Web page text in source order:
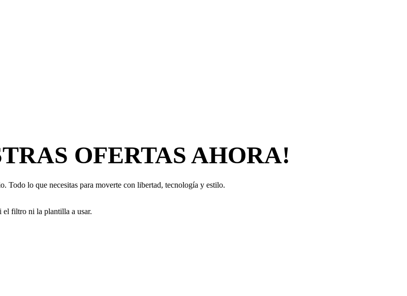
OFERTAS AHORA!
Todo lo que necesitas para moverte con libertad, tecnología y estilo.
el filtro ni la plantilla a usar.